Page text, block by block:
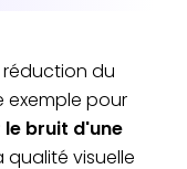
réduction du
pour
le bruit d'une
qualité visuelle